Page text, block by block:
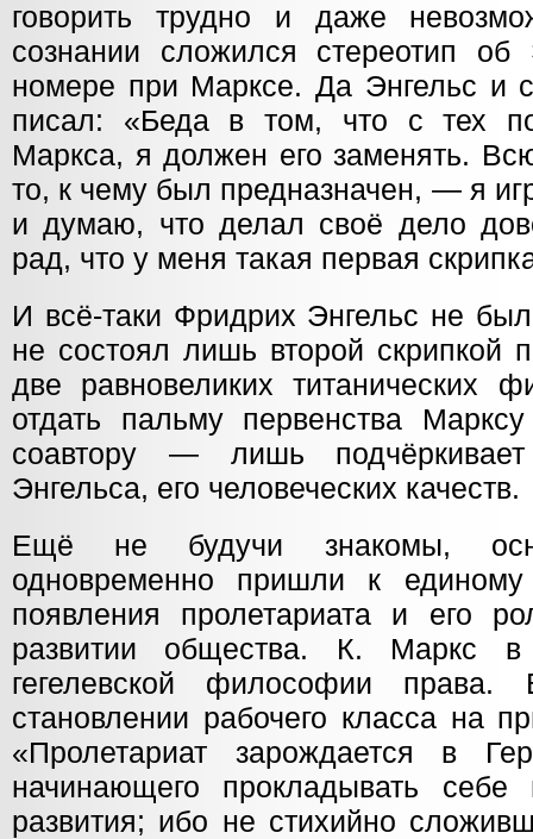
говорить трудно и даже
сознании сложился стереотип об
номере при Марксе. Да Энгельс и
писал: «Беда в том, что с тех
Маркса, я должен его заменять.
то, к чему был предназначен, — я
и думаю, что делал своё дело
рад, что у меня такая первая
И всё-таки Фридрих Энгельс не
не состоял лишь второй скрипкой
две равновеликих титанических
отдать пальму первенства
соавтору — лишь
Энгельса, его человеческих качеств.
Ещё не будучи знакомы,
одновременно пришли к
появления пролетариата и его
развитии общества. К. Маркс в
гегелевской философии
становлении рабочего класса на
«Пролетариат зарождается в
начинающего прокладывать себе
развития; ибо не стихийно